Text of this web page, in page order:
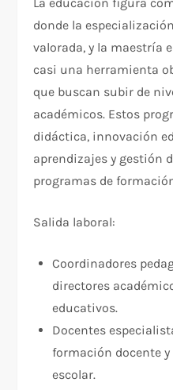
donde la
valorada, y la maestría
casi una herramienta
que buscan subir de
académicos. Estos
didáctica, innovación
aprendizajes y gestión
programas de
Salida laboral:
Coordinadores
directores
educativos.
Docentes
formación docente
escolar.